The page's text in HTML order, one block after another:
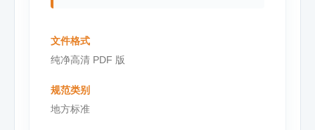
文件格式
纯净高清 PDF 版
规范类别
地方标准